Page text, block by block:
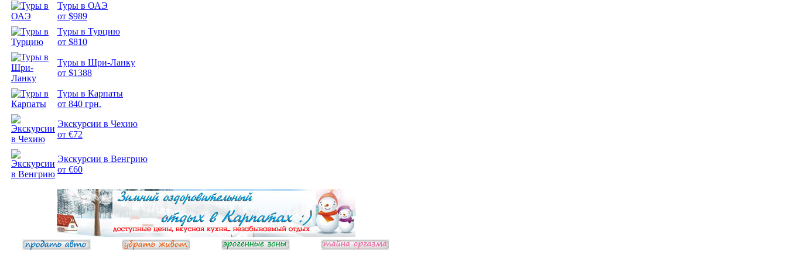
Туры в ОАЭ
от $989
Туры в Турцию
от $810
Туры в Шри-Ланку
от $1388
Туры в Карпаты
от 840 грн.
Экскурсии в Чехию
от €72
Экскурсии в Венгрию
от €60